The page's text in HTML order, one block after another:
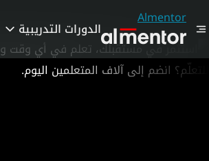
Almentor
الدورات التدريبية